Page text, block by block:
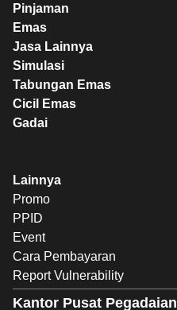
Pinjaman
Emas
Jasa Lainnya
Simulasi
Tabungan Emas
Cicil Emas
Gadai
Lainnya
Promo
PPID
Event
Cara Pembayaran
Report Vulnerability
Kantor Pusat Pegadaian